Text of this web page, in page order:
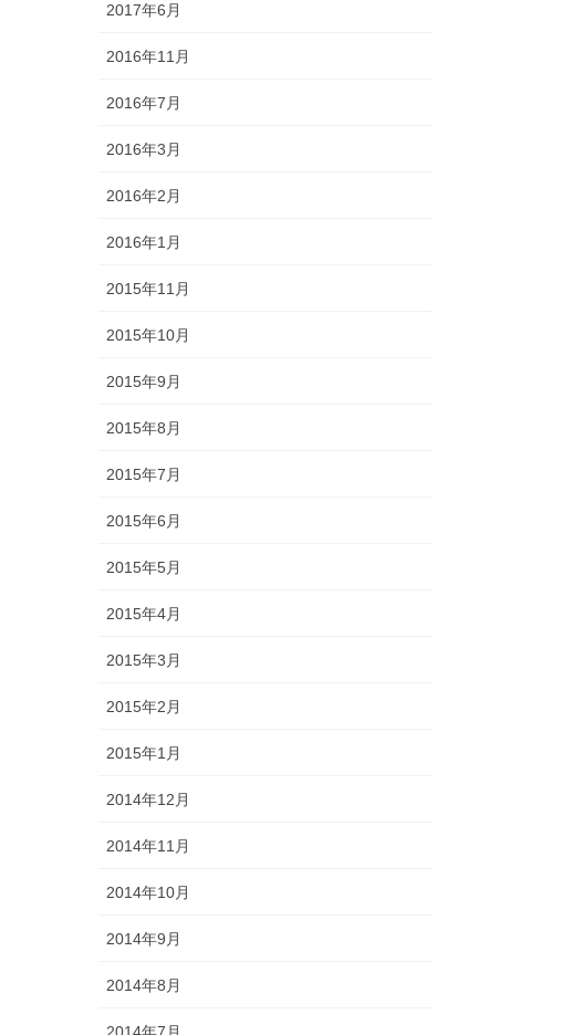
2017年6月
2016年11月
2016年7月
2016年3月
2016年2月
2016年1月
2015年11月
2015年10月
2015年9月
2015年8月
2015年7月
2015年6月
2015年5月
2015年4月
2015年3月
2015年2月
2015年1月
2014年12月
2014年11月
2014年10月
2014年9月
2014年8月